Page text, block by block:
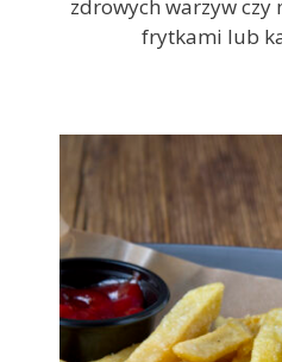
zdrowych warzyw
frytkami lub